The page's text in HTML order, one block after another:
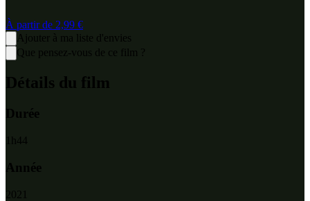
À partir de 2,99 €
Ajouter à ma liste d'envies
Que pensez-vous de ce film ?
Détails du film
Durée
1 h44
Année
2021